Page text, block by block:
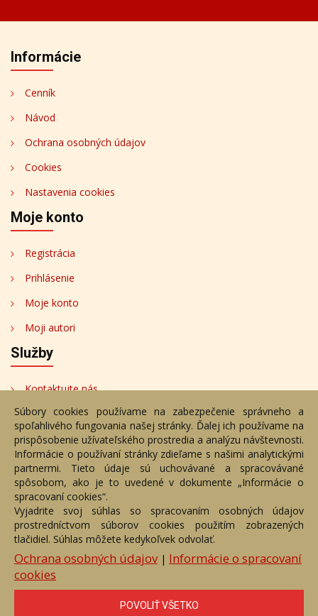
Informácie
Cenník
Návod
Ochrana osobných údajov
Cookies
Nastavenia cookies
Moje konto
Registrácia
Prihlásenie
Moje konto
Moji autori
Služby
Kontaktujte nás
Bezplatné poradenstvo
Adresa
Nižný Hrušov 333, 094 22,
Slovenská republika
+421 905 356 921
+421 905 959 101
eantik@eantik.sk
Kontakt Bezplatné poradenstvo
Súbory cookies používame na zabezpečenie správneho a
spoľahlivého fungovania našej stránky. Ďalej ich používame na
prispôsobenie užívateľského prostredia a analýzu návštevnosti.
Informácie o používaní stránky zdieľame s našimi analytickými
partnermi. Tieto údaje sú uchovávané a spracovávané
spôsobom, ako je to uvedené v dokumente „Informácie o
spracovaní cookies“.
Vyjadrite svoj súhlas so spracovaním osobných údajov
prostredníctvom súborov cookies použitím zobrazených
tlačidiel. Súhlas môžete kedykoľvek odvolať.
Ochrana osobných údajov| Informácie o spracovaní
cookies
POVOLIŤ VŠETKO